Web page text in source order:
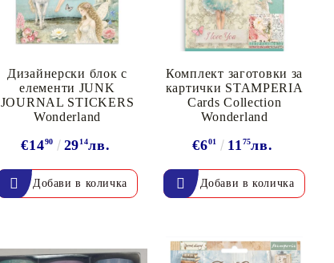
Дизайнерски блок с
елементи JUNK
JOURNAL STICKERS
Wonderland
€1490 2914лв.
Комплект заготовки за
картички STAMPERIA
Cards Collection
Wonderland
€601 1175лв.